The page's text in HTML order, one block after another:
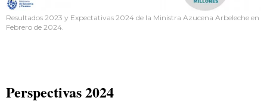
Resultados 2023 y Expectativas 2024 de la Ministra Azucena Arbeleche en
Febrero de 2024.
Perspectivas 2024